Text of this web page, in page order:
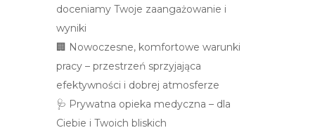
doceniamy Twoje zaangażowanie i
wyniki
🏢 Nowoczesne, komfortowe warunki
pracy – przestrzeń sprzyjająca
efektywności i dobrej atmosferze
🩺 Prywatna opieka medyczna – dla
Ciebie i Twoich bliskich